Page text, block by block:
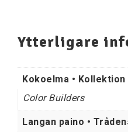
Ytterligare
Kokoelma •
Color Builders
Langan paino •